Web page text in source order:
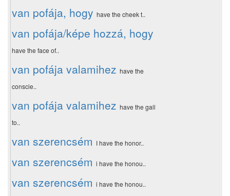
van pofája, hogy have the cheek t..
van pofája/képe hozzá, hogy
have the face of..
van pofája valamihez have the
conscie..
van pofája valamihez have the gall
to..
van szerencsém I have the honor..
van szerencsém i have the honou..
van szerencsém i have the honou..